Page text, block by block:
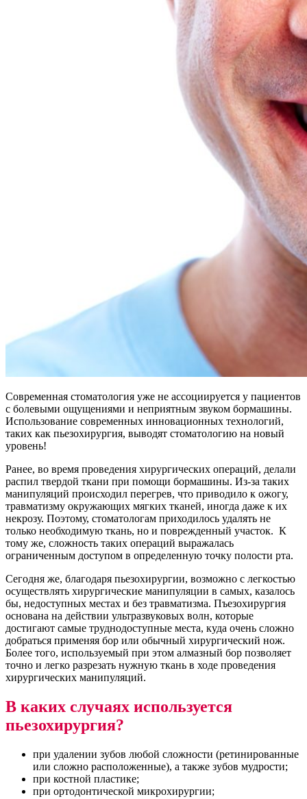
Современная стоматология уже не ассоциируется у пациентов
с болевыми ощущениями и неприятным звуком бормашины.
Использование современных инновационных технологий,
таких как пьезохирургия, выводят стоматологию на новый
уровень!
Ранее, во время проведения хирургических операций, делали
распил твердой ткани при помощи бормашины. Из-за таких
манипуляций происходил перегрев, что приводило к ожогу,
травматизму окружающих мягких тканей, иногда даже к их
некрозу. Поэтому, стоматологам приходилось удалять не
только необходимую ткань, но и поврежденный участок. К
тому же, сложность таких операций выражалась
ограниченным доступом в определенную точку полости рта.
Сегодня же, благодаря пьезохирургии, возможно с легкостью
осуществлять хирургические манипуляции в самых, казалось
бы, недоступных местах и без травматизма. Пъезохирургия
основана на действии ультразвуковых волн, которые
достигают самые труднодоступные места, куда очень сложно
добраться применяя бор или обычный хирургический нож.
Более того, используемый при этом алмазный бор позволяет
точно и легко разрезать нужную ткань в ходе проведения
хирургических манипуляций.
В каких случаях используется
пьезохирургия?
при удалении зубов любой сложности (ретинированные
или сложно расположенные), а также зубов мудрости;
при костной пластике;
при ортодонтической микрохирургии;